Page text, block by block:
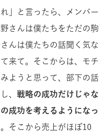
」と言ったら、メンバー
さんは僕たちをただの駒
んは僕たちの話聞く気な
来て。そこからは、モチ
ようと思って、部下の話
、 戦略の成功だけじゃな
成功を考えるようになっ
そこから売上がほぼ10